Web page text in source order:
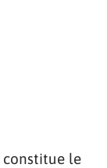
constitue le